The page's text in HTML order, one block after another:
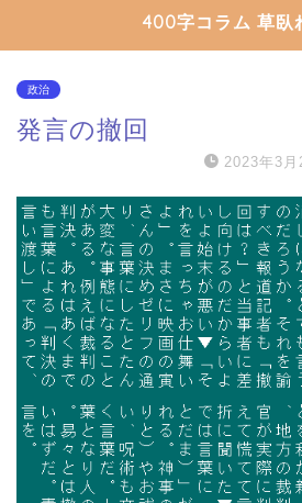
400字コラム 草臥
政治
発言の撤回
2023年3月